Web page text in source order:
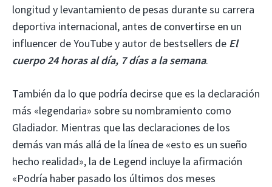
longitud y levantamiento de pesas durante su carrera
deportiva internacional, antes de convertirse en un
influencer de YouTube y autor de bestsellers de El
cuerpo 24 horas al día, 7 días a la semana.
También da lo que podría decirse que es la declaración
más «legendaria» sobre su nombramiento como
Gladiador. Mientras que las declaraciones de los
demás van más allá de la línea de «esto es un sueño
hecho realidad», la de Legend incluye la afirmación
«Podría haber pasado los últimos dos meses